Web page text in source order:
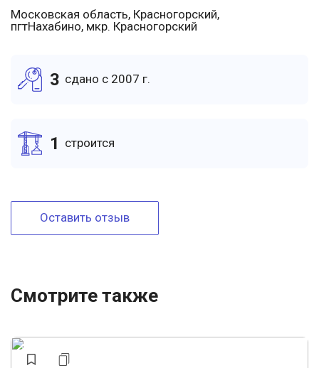
Московская область, Красногорский,
пгтНахабино, мкр. Красногорский
3 cдано c 2007 г.
1 cтроится
Оставить отзыв
Смотрите также